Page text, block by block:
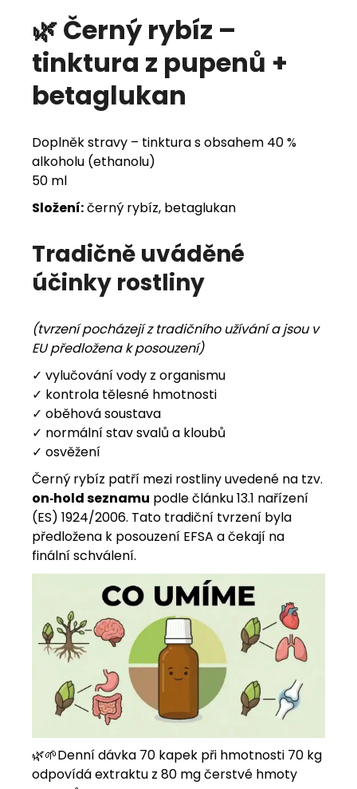
🌿Černý rybíz –
tinktura z pupenů +
betaglukan
Doplněk stravy – tinktura s obsahem 40 %
alkoholu (ethanolu)
50 ml
Složení:černý rybíz, betaglukan
Tradičně uváděné
účinky rostliny
(tvrzení pocházejí z tradičního užívání a jsou v
EU předložena k posouzení)
✓ vylučování vody z organismu
✓ kontrola tělesné hmotnosti
✓ oběhová soustava
✓ normální stav svalů a kloubů
✓ osvěžení
Černý rybíz patří mezi rostliny uvedené na tzv.
on‑hold seznamu podle článku 13.1 nařízení
(ES) 1924/2006. Tato tradiční tvrzení byla
předložena k posouzení EFSA a čekají na
finální schválení.
🌿🌱Denní dávka 70 kapek při hmotnosti 70 kg
odpovídá extraktu z 80 mg čerstvé hmoty